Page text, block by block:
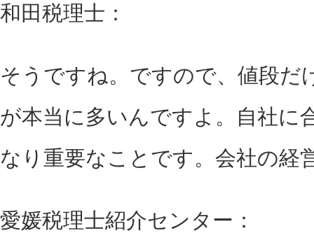
和田税理士：
そうですね。ですので、値段だ
が本当に多いんですよ。自社に
なり重要なことです。会社の経
愛媛税理士紹介センター：